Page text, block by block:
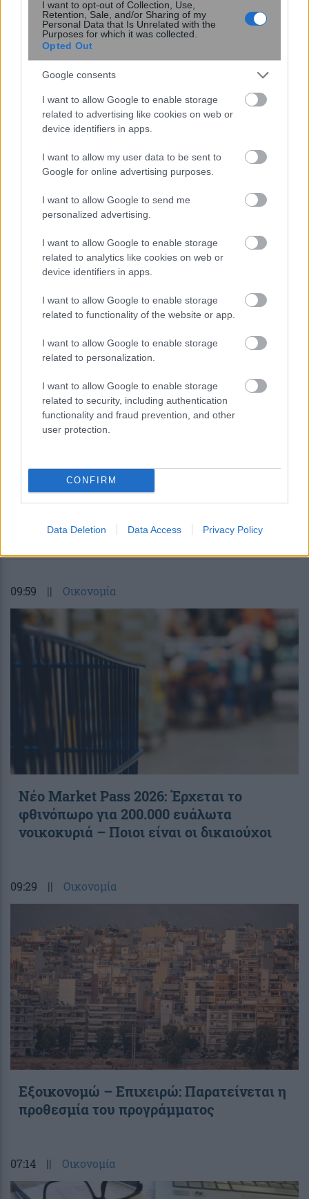
I want to opt-out of Collection, Use,
Retention, Sale, and/or Sharing of my
Personal Data that Is Unrelated with the
Purposes for which it was collected.
Opted Out
Google consents
I want to allow Google to enable storage
related to advertising like cookies on web or
device identifiers in apps.
I want to allow my user data to be sent to
Google for online advertising purposes.
I want to allow Google to send me
personalized advertising.
I want to allow Google to enable storage
related to analytics like cookies on web or
device identifiers in apps.
I want to allow Google to enable storage
related to functionality of the website or app.
I want to allow Google to enable storage
related to personalization.
I want to allow Google to enable storage
related to security, including authentication
functionality and fraud prevention, and other
user protection.
CONFIRM
Data Deletion Data Access Privacy Policy
σκοτεινής ύλης από το XENONnT
UNC6671: Η νέα απειλή που κλέβει
δεδομένα από το Microsoft 365 με
υποκλοπή εταιρικών συνεδριών
περισσότερα
09:59 || Οικονομία
Νέο Market Pass 2026: Έρχεται το
φθινόπωρο για 200.000 ευάλωτα
νοικοκυριά – Ποιοι είναι οι δικαιούχοι
09:29 || Οικονομία
Εξοικονομώ – Επιχειρώ: Παρατείνεται η
προθεσμία του προγράμματος
07:14 || Οικονομία